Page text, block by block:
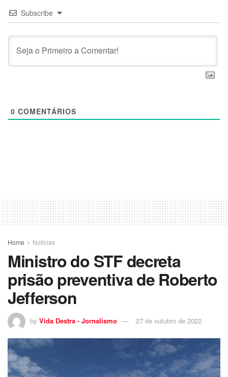
Subscribe
0 COMENTÁRIOS
Home Noticias
Ministro do STF decreta
prisão preventiva de Roberto
Jefferson
by Vida Destra - Jornalismo 27 de outubro de 2022